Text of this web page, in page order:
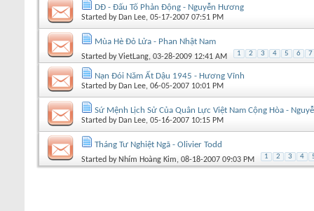
DĐ - Đấu Tố Phản Động - Nguyễn Hương
Started by Dan Lee, 05-17-2007 07:51 PM
Mùa Hè Đỏ Lửa - Phan Nhật Nam
Started byVietLang, 03-28-2009 12:41 AM 1 2 3 4 5 6 7
Nạn Đói Năm Ất Dậu 1945 - Hương Vĩnh
Started by Dan Lee, 06-05-2007 10:01 PM
Sứ Mệnh Lịch Sử Của Quân Lực Việt Nam Cộng Hòa -
Started by Dan Lee, 05-16-2007 10:15 PM
Tháng Tư Nghiệt Ngã - Olivier Todd
Started by Nhím Hoàng Kim, 08-18-2007 09:03 PM 1 2 3 4